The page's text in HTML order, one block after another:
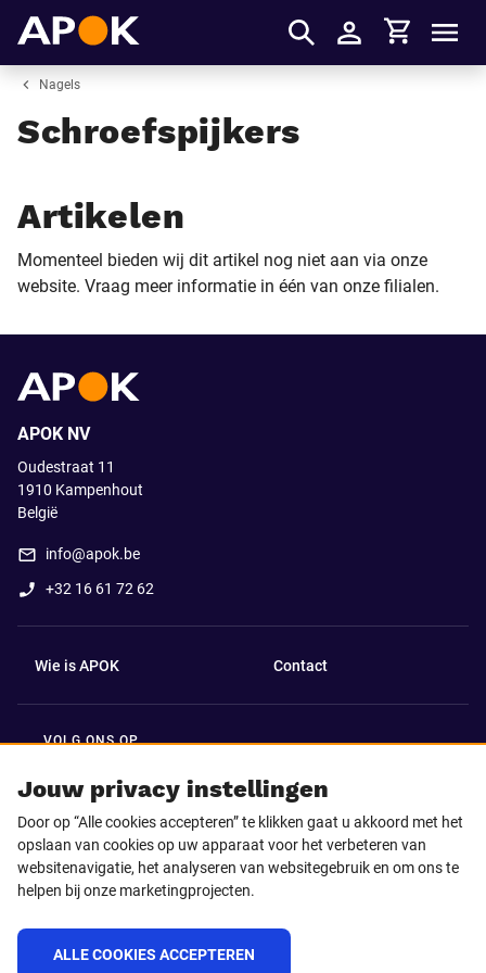
Inloggen
Winkelmandje
Nagels
Schroefspijkers
Artikelen
Momenteel bieden wij dit artikel nog niet aan via onze
website. Vraag meer informatie in één van onze filialen.
Jouw privacy instellingen
Door op “Alle cookies accepteren” te klikken gaat u akkoord met het
opslaan van cookies op uw apparaat voor het verbeteren van
websitenavigatie, het analyseren van websitegebruik en om ons te
helpen bij onze marketingprojecten.
ALLE COOKIES ACCEPTEREN
APOK NV
Oudestraat 11
1910 Kampenhout
België
info@apok.be
+32 16 61 72 62
Wie is APOK Contact
VOLG ONS OP
Facebook
Instagram TikTok